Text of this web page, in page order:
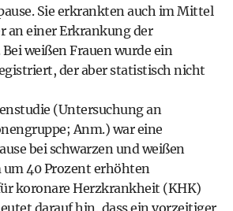
Sie erkrankten auch im Mittel
an einer Erkrankung der
weißen Frauen wurde ein
der aber statistisch nicht
(Untersuchung an
Anm.) war eine
bei schwarzen und weißen
40 Prozent erhöhten
koronare Herzkrankheit (KHK)
darauf hin, dass ein vorzeitiger